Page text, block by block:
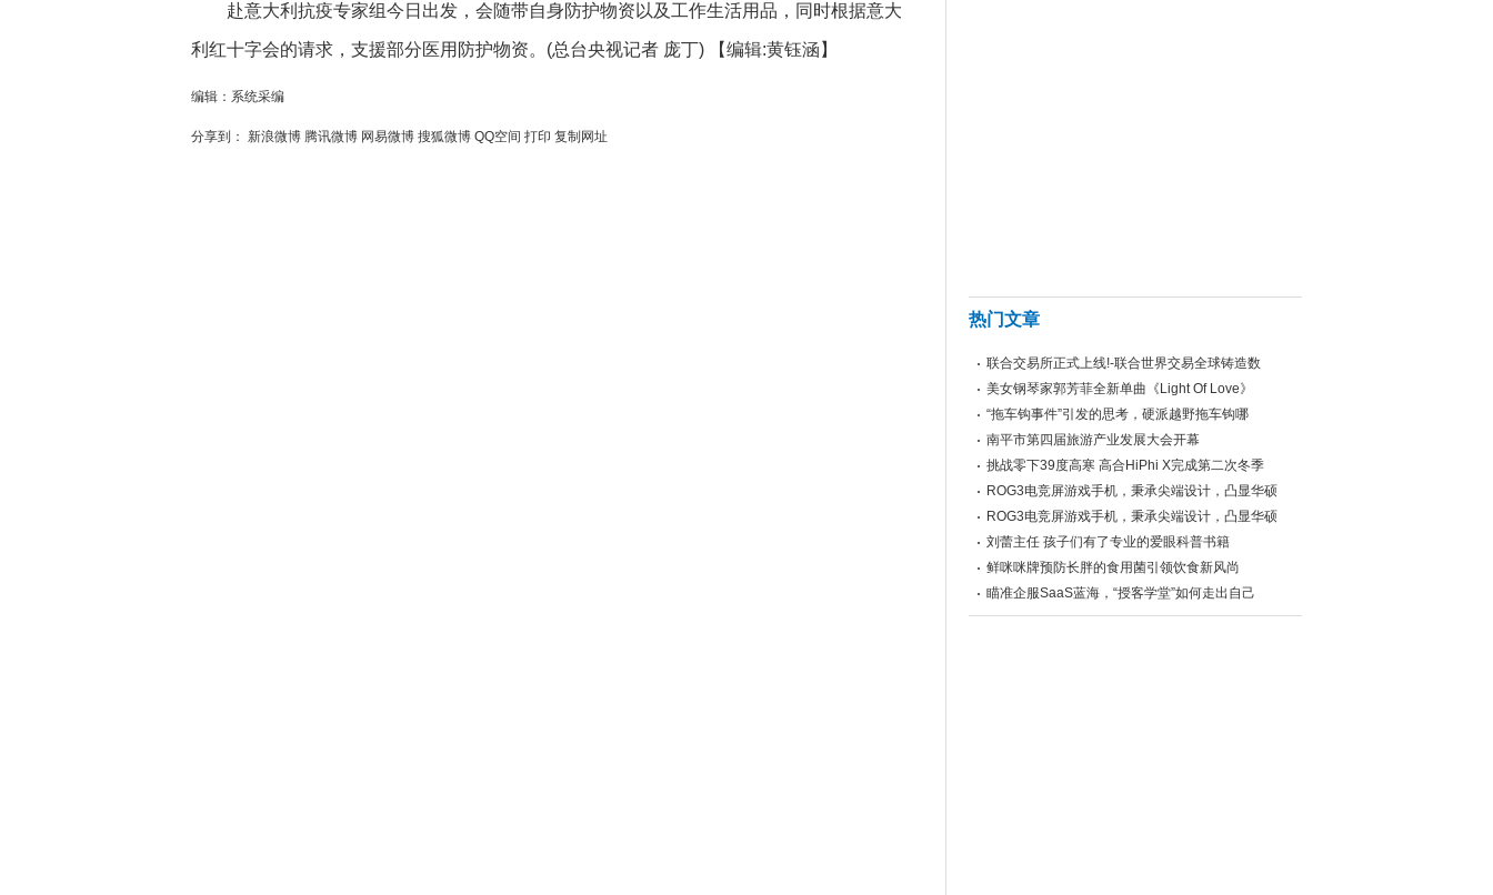
赴意大利抗疫专家组今日出发，会随带自身防护物资以及工作生活用品，同时根据意大
利红十字会的请求，支援部分医用防护物资。(总台央视记者 庞丁) 【编辑:黄钰涵】
编辑：系统采编
分享到： 新浪微博 腾讯微博 网易微博 搜狐微博 QQ空间 打印 复制网址
热门文章
联合交易所正式上线!-联合世界交易全球铸造数
美女钢琴家郭芳菲全新单曲《Light Of Love》
“拖车钩事件”引发的思考，硬派越野拖车钩哪
南平市第四届旅游产业发展大会开幕
挑战零下39度高寒 高合HiPhi X完成第二次冬季
ROG3电竞屏游戏手机，秉承尖端设计，凸显华硕
ROG3电竞屏游戏手机，秉承尖端设计，凸显华硕
刘蕾主任 孩子们有了专业的爱眼科普书籍
鲜咪咪牌预防长胖的食用菌引领饮食新风尚
瞄准企服SaaS蓝海，“授客学堂”如何走出自己